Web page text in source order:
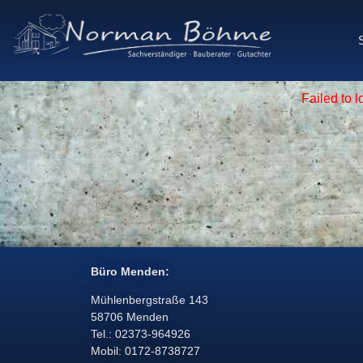
Failed to
Büro Menden:
Mühlenbergstraße 143
58706 Menden
Tel.: 02373-964926
Mobil: 0172-8738727